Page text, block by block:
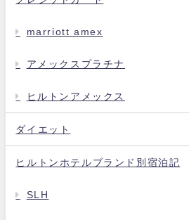
marriott amex
アメックスプラチナ
ヒルトンアメックス
ダイエット
ヒルトンホテルブランド別宿泊記
SLH